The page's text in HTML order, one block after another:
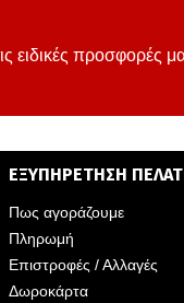
ειδικές προσφορές
ΕΞΥΠΗΡΕΤΗΣΗ
Πως αγοράζουμε
Πληρωμή
Επιστροφές / Αλλαγές
Δωροκάρτα